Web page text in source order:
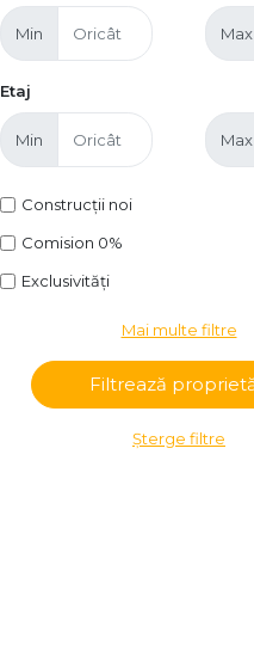
Min Max
Etaj
Min Max
Construcții noi
Comision 0%
Exclusivități
Mai multe filtre
Șterge filtre